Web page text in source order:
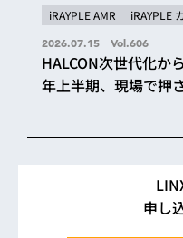
iRAYPLE AMR iRAYPLE
2026.07.15 Vol.606
HALCON次世代化か
年上半期、現場で押
申し